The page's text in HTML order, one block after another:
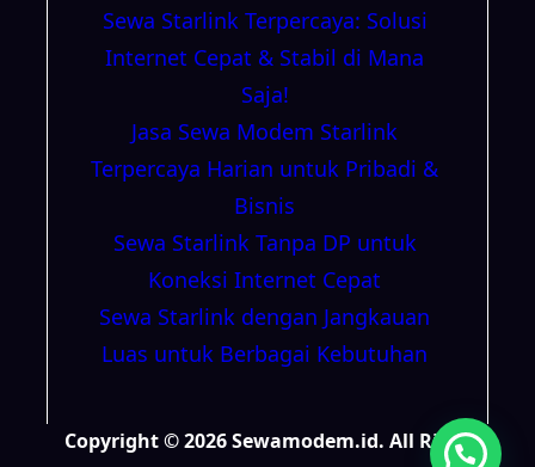
Sewa Starlink Terpercaya: Solusi
Internet Cepat & Stabil di Mana
Saja!
Jasa Sewa Modem Starlink
Terpercaya Harian untuk Pribadi &
Bisnis
Sewa Starlink Tanpa DP untuk
Koneksi Internet Cepat
Sewa Starlink dengan Jangkauan
Luas untuk Berbagai Kebutuhan
Copyright © 2026 Sewamodem.id. All Right